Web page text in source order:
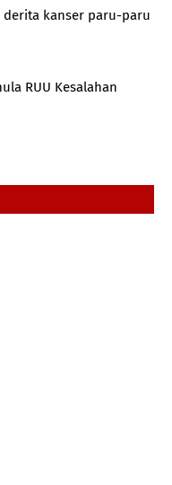
derita kanser paru-paru
RUU Kesalahan